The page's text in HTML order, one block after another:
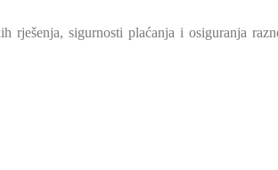
sigurnosti plaćanja i osiguranja